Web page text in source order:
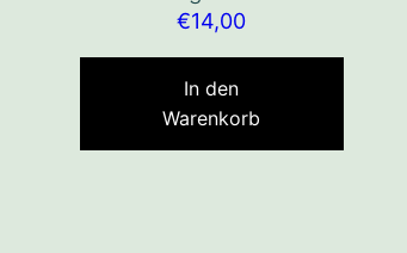
€14,00
In den
Warenkorb